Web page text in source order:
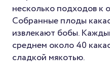
несколько подходов к
Собранные плоды
извлекают бобы.
среднем около 40
сладкой мякотью.